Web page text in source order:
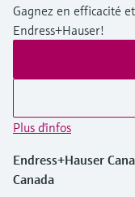
Gagnez en efficacité
Endress+Hauser!
Plus d'infos
Endress+Hauser
Canada